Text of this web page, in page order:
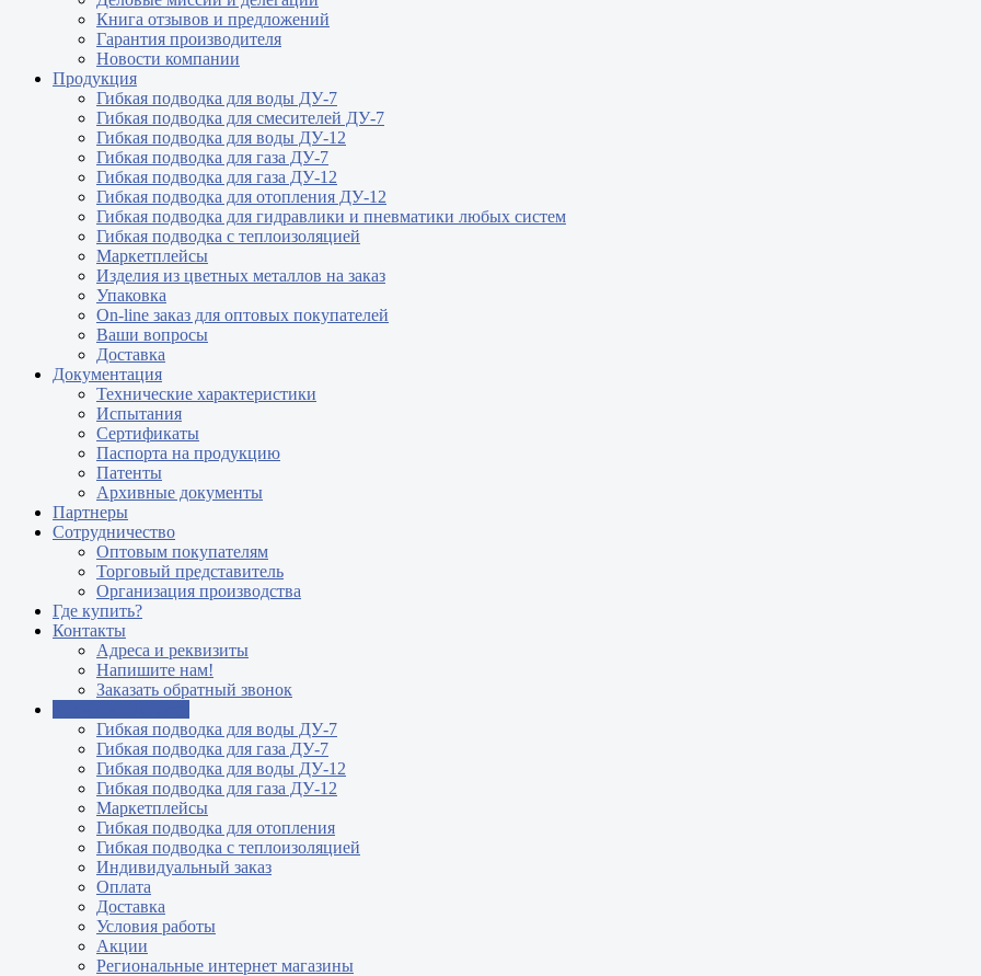
Книга отзывов и предложений
Гарантия производителя
Новости компании
Продукция
Гибкая подводка для воды ДУ-7
Гибкая подводка для смесителей ДУ-7
Гибкая подводка для воды ДУ-12
Гибкая подводка для газа ДУ-7
Гибкая подводка для газа ДУ-12
Гибкая подводка для отопления ДУ-12
Гибкая подводка для гидравлики и пневматики любых систем
Гибкая подводка с теплоизоляцией
Маркетплейсы
Изделия из цветных металлов на заказ
Упаковка
On-line заказ для оптовых покупателей
Ваши вопросы
Доставка
Документация
Технические характеристики
Испытания
Сертификаты
Паспорта на продукцию
Патенты
Архивные документы
Партнеры
Сотрудничество
Оптовым покупателям
Торговый представитель
Организация производства
Где купить?
Контакты
Адреса и реквизиты
Напишите нам!
Заказать обратный звонок
Гибкая подводка для воды ДУ-7
Гибкая подводка для газа ДУ-7
Гибкая подводка для воды ДУ-12
Гибкая подводка для газа ДУ-12
Маркетплейсы
Гибкая подводка для отопления
Гибкая подводка с теплоизоляцией
Индивидуальный заказ
Оплата
Доставка
Условия работы
Акции
Региональные интернет магазины